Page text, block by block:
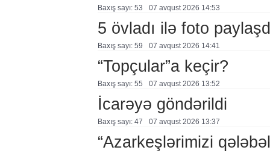
Baxış sayı: 53 07 avqust 2026 14:53
5 övladı ilə foto
Baxış sayı: 59 07 avqust 2026 14:41
“Topçular”a keçir?
Baxış sayı: 55 07 avqust 2026 13:52
İcarəyə göndərildi
Baxış sayı: 47 07 avqust 2026 13:37
“Azarkeşlərimizi